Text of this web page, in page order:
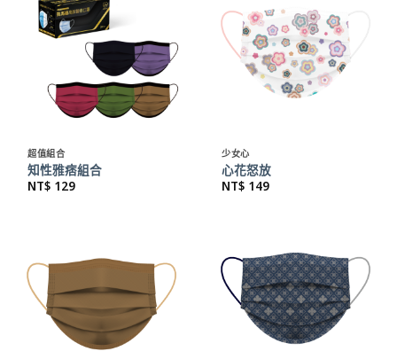
超值組合
知性雅痞組合
NT$ 129
少女心
心花怒放
NT$ 149